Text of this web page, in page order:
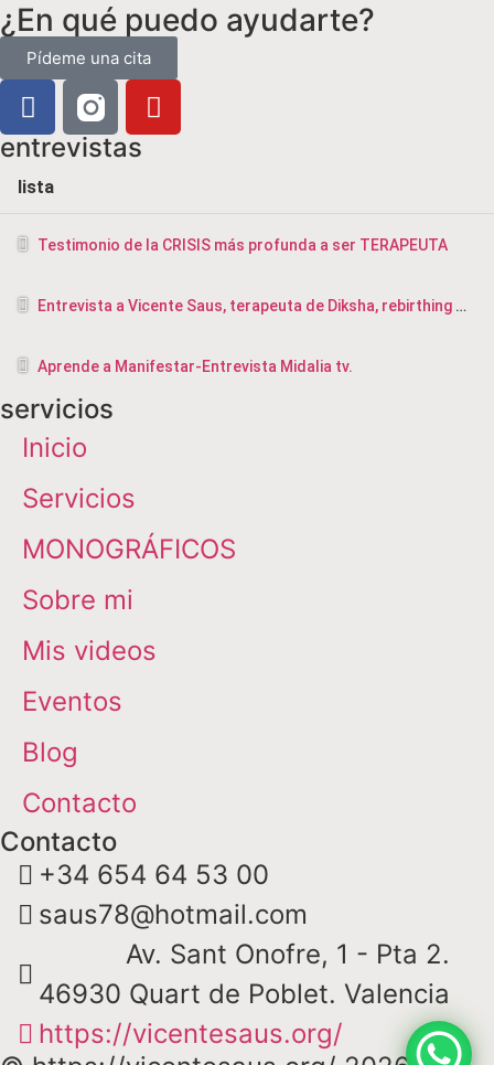
¿En qué puedo ayudarte?
Pídeme una cita
entrevistas
lista
Testimonio de la CRISIS más profunda a ser TERAPEUTA
Entrevista a Vicente Saus, terapeuta de Diksha, rebirthing y masajista en Valencia
Aprende a Manifestar-Entrevista Midalia tv.
servicios
Inicio
Servicios
MONOGRÁFICOS
Sobre mi
Mis videos
Eventos
Blog
Contacto
Contacto
+34 654 64 53 00
saus78@hotmail.com
Av. Sant Onofre, 1 - Pta 2.
46930 Quart de Poblet. Valencia
https://vicentesaus.org/